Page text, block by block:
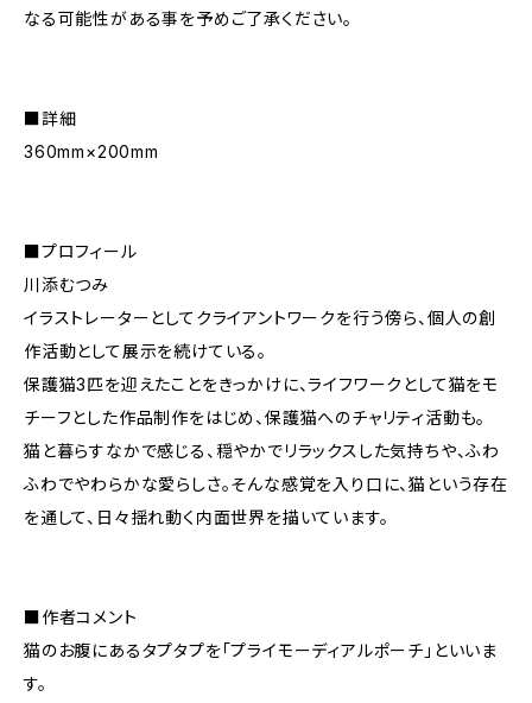
なる可能性がある事を予めご了承ください。
■詳細
360mm×200mm
■プロフィール
川添むつみ
イラストレーターとしてクライアントワークを行う傍ら、個人の創
作活動として展示を続けている。
保護猫3匹を迎えたことをきっかけに、ライフワークとして猫をモ
チーフとした作品制作をはじめ、保護猫へのチャリティ活動も。
猫と暮らすなかで感じる、穏やかでリラックスした気持ちや、ふわ
ふわでやわらかな愛らしさ。そんな感覚を入り口に、猫という存在
を通して、日々揺れ動く内面世界を描いています。
■作者コメント
猫のお腹にあるタプタプを「プライモーディアルポーチ」といいま
す。